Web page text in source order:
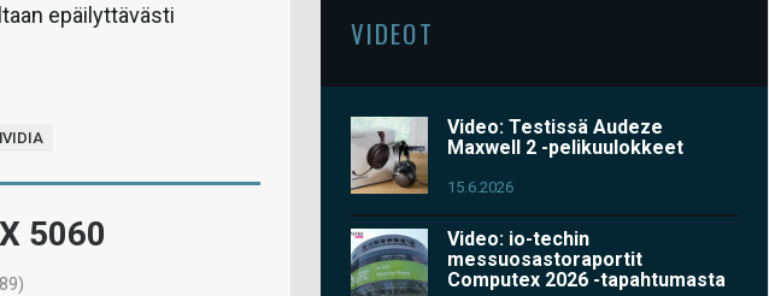
epäilyttävästi
5060
VIDEOT
Video: Testissä Audeze
Maxwell 2 -pelikuulokkeet
15.6.2026
Video: io-techin
messuosastoraportit
Computex 2026 -tapahtumasta